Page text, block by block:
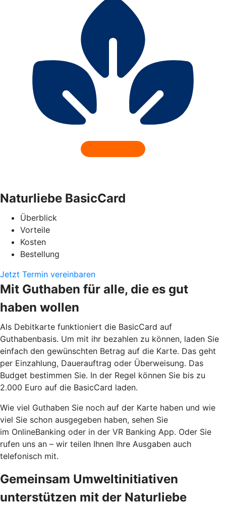
Naturliebe BasicCard
Überblick
Vorteile
Kosten
Bestellung
Jetzt Termin vereinbaren
Mit Guthaben für alle, die es gut
haben wollen
Als Debitkarte funktioniert die BasicCard auf
Guthabenbasis. Um mit ihr bezahlen zu können, laden Sie
einfach den gewünschten Betrag auf die Karte. Das geht
per Einzahlung, Dauerauftrag oder Überweisung. Das
Budget bestimmen Sie. In der Regel können Sie bis zu
2.000 Euro auf die BasicCard laden.
Wie viel Guthaben Sie noch auf der Karte haben und wie
viel Sie schon ausgegeben haben, sehen Sie
im OnlineBanking oder in der VR Banking App. Oder Sie
rufen uns an – wir teilen Ihnen Ihre Ausgaben auch
telefonisch mit.
Gemeinsam Umweltinitiativen
unterstützen mit der Naturliebe